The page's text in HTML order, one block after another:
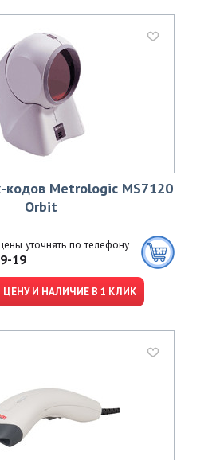
кодов Metrologic MS7120
Orbit
уточнять по телефону
19
И НАЛИЧИЕ В 1 КЛИК